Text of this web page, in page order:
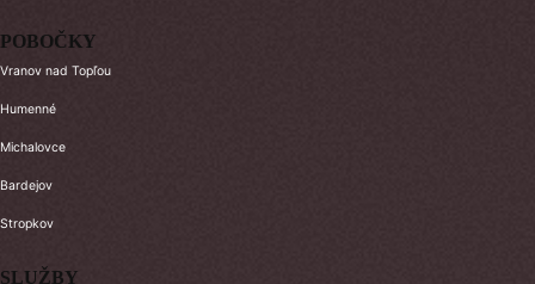
POBOČKY
Vranov nad Topľou
Humenné
Michalovce
Bardejov
Stropkov
SLUŽBY